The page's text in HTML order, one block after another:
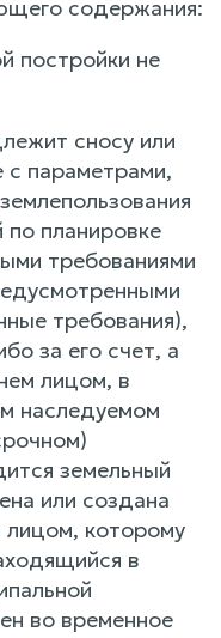
содержания:
постройки не
сносу или
с параметрами,
по планировке
требованиями
требования),
за его счет, а
лицом, в
наследуемом
земельный
или создана
лицом, которому
в
во временное